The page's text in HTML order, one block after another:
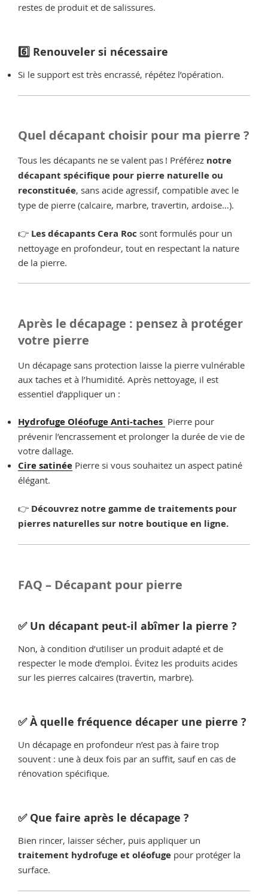
restes de produit et de salissures.
6️⃣ Renouveler si nécessaire
Si le support est très encrassé, répétez l’opération.
Quel décapant choisir pour ma pierre ?
Tous les décapants ne se valent pas ! Préférez notre
décapant spécifique pour pierre naturelle ou
reconstituée, sans acide agressif, compatible avec le
type de pierre (calcaire, marbre, travertin, ardoise…).
👉 Les décapants Cera Roc sont formulés pour un
nettoyage en profondeur, tout en respectant la nature
de la pierre.
Après le décapage : pensez à protéger
votre pierre
Un décapage sans protection laisse la pierre vulnérable
aux taches et à l’humidité. Après nettoyage, il est
essentiel d’appliquer un :
Hydrofuge Oléofuge Anti-taches Pierre pour
prévenir l’encrassement et prolonger la durée de vie de
votre dallage.
Cire satinée Pierre si vous souhaitez un aspect patiné
élégant.
👉 Découvrez notre gamme de traitements pour
pierres naturelles sur notre boutique en ligne.
FAQ – Décapant pour pierre
✅ Un décapant peut-il abîmer la pierre ?
Non, à condition d’utiliser un produit adapté et de
respecter le mode d’emploi. Évitez les produits acides
sur les pierres calcaires (travertin, marbre).
✅ À quelle fréquence décaper une pierre ?
Un décapage en profondeur n’est pas à faire trop
souvent : une à deux fois par an suffit, sauf en cas de
rénovation spécifique.
✅ Que faire après le décapage ?
Bien rincer, laisser sécher, puis appliquer un
traitement hydrofuge et oléofuge pour protéger la
surface.